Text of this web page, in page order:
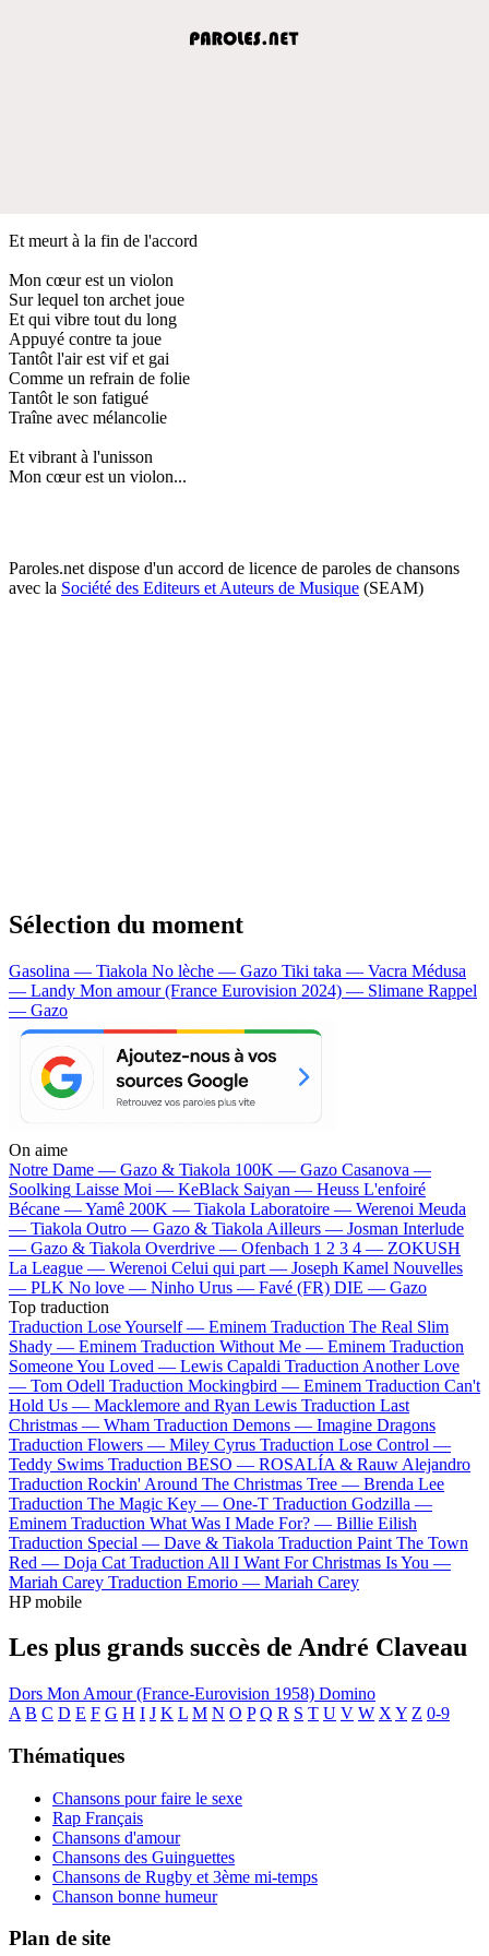
Et meurt à la fin de l'accord
Mon cœur est un violon
Sur lequel ton archet joue
Et qui vibre tout du long
Appuyé contre ta joue
Tantôt l'air est vif et gai
Comme un refrain de folie
Tantôt le son fatigué
Traîne avec mélancolie
Et vibrant à l'unisson
Mon cœur est un violon...
Paroles.net dispose d'un accord de licence de paroles de chansons
avec la Société des Editeurs et Auteurs de Musique (SEAM)
Sélection du moment
Gasolina — Tiakola No lèche — Gazo Tiki taka — Vacra Médusa
— Landy Mon amour (France Eurovision 2024) — Slimane Rappel
— Gazo
On aime
Notre Dame — Gazo & Tiakola 100K — Gazo Casanova —
Soolking Laisse Moi — KeBlack Saiyan — Heuss L'enfoiré
Bécane —Yamê 200K — Tiakola Laboratoire — Werenoi Meuda
— Tiakola Outro — Gazo & Tiakola Ailleurs — Josman Interlude
— Gazo & Tiakola Overdrive — Ofenbach 1 2 3 4 — ZOKUSH
La League — Werenoi Celui qui part — Joseph Kamel Nouvelles
— PLK No love — Ninho Urus — Favé (FR) DIE — Gazo
Top traduction
Traduction Lose Yourself — Eminem Traduction The Real Slim
Shady — Eminem Traduction Without Me — Eminem Traduction
Someone You Loved — Lewis Capaldi Traduction Another Love
— Tom Odell Traduction Mockingbird — Eminem Traduction Can't
Hold Us — Macklemore and Ryan Lewis Traduction Last
Christmas — Wham Traduction Demons — Imagine Dragons
Traduction Flowers — Miley Cyrus Traduction Lose Control —
Teddy Swims Traduction BESO — ROSALÍA & Rauw Alejandro
Traduction Rockin' Around The Christmas Tree — Brenda Lee
Traduction The Magic Key — One-T Traduction Godzilla —
Eminem Traduction What Was I Made For? — Billie Eilish
Traduction Special — Dave & Tiakola Traduction Paint The Town
Red — Doja Cat Traduction All I Want For Christmas Is You —
Mariah Carey Traduction Emorio — Mariah Carey
HP mobile
Les plus grands succès de André Claveau
Dors Mon Amour (France-Eurovision 1958) Domino
A B C D E F G H I J K L M N O P Q R S T U V W X Y Z 0-9
Thématiques
Chansons pour faire le sexe
Rap Français
Chansons d'amour
Chansons des Guinguettes
Chansons de Rugby et 3ème mi-temps
Chanson bonne humeur
Plan de site